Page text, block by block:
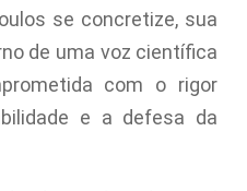
se concretize, sua
de uma voz científica
com o rigor
e a defesa da